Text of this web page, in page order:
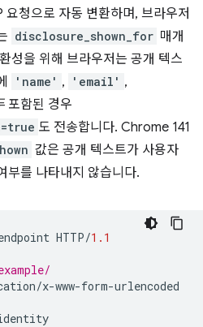
요청으로 자동 변환하며, 브라우저
disclosure_shown_for 매개
성을 위해 브라우저는 공개 텍스
'name' , 'email' ,
포함된 경우
도 전송합니다. Chrome 141
값은 공개 텍스트가 사용자
부를 나타내지 않습니다.
HTTP/1.1
/x-www-form-urlencoded